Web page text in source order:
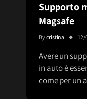
Supporto
Magsafe
Bycristina 12/
Avere un
in auto è
come per un